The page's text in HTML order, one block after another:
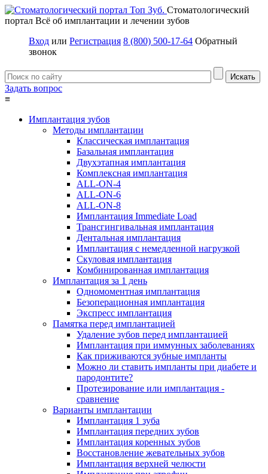
Стоматологический
портал Всё об имплантации и лечении зубов
Вход или Регистрация 8 (800) 500-17-64 Обратный
звонок
Задать вопрос
≡
Имплантация зубов
Методы имплантации
Классическая имплантация
Базальная имплантация
Двухэтапная имплантация
Комплексная имплантация
ALL-ON-4
ALL-ON-6
ALL-ON-8
Имплантация Immediate Load
Трансгингивальная имплантация
Дентальная имплантация
Имплантация с немедленной нагрузкой
Скуловая имплантация
Комбинированная имплантация
Имплантация за 1 день
Одномоментная имплантация
Безоперационная имплантация
Экспресс имплантация
Памятка перед имплантацией
Удаление зубов перед имплантацией
Имплантация при иммунных заболеваниях
Как приживаются зубные импланты
Можно ли ставить импланты при диабете и
пародонтите?
Протезирование или имплантация -
сравнение
Варианты имплантации
Имплантация 1 зуба
Имплантация передних зубов
Имплантация коренных зубов
Восстановление жевательных зубов
Имплантация верхней челюсти